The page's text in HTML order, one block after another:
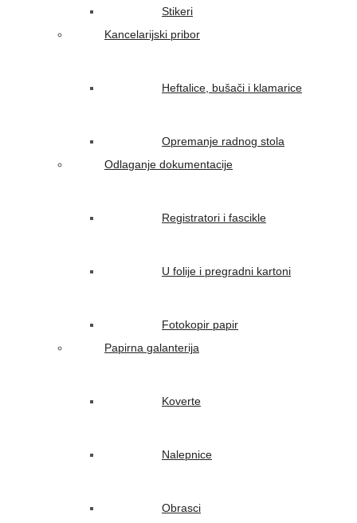
Stikeri
Kancelarijski pribor
Heftalice, bušači i klamarice
Opremanje radnog stola
Odlaganje dokumentacije
Registratori i fascikle
U folije i pregradni kartoni
Fotokopir papir
Papirna galanterija
Koverte
Nalepnice
Obrasci